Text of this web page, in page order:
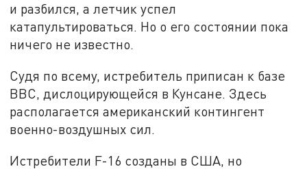
и разбился, а летчик успел
катапультироваться. Но о его состоянии пока
ничего не известно.
Судя по всему, истребитель приписан к базе
ВВС, дислоцирующейся в Кунсане. Здесь
располагается американский контингент
военно-воздушных сил.
Истребители F-16 созданы в США, но